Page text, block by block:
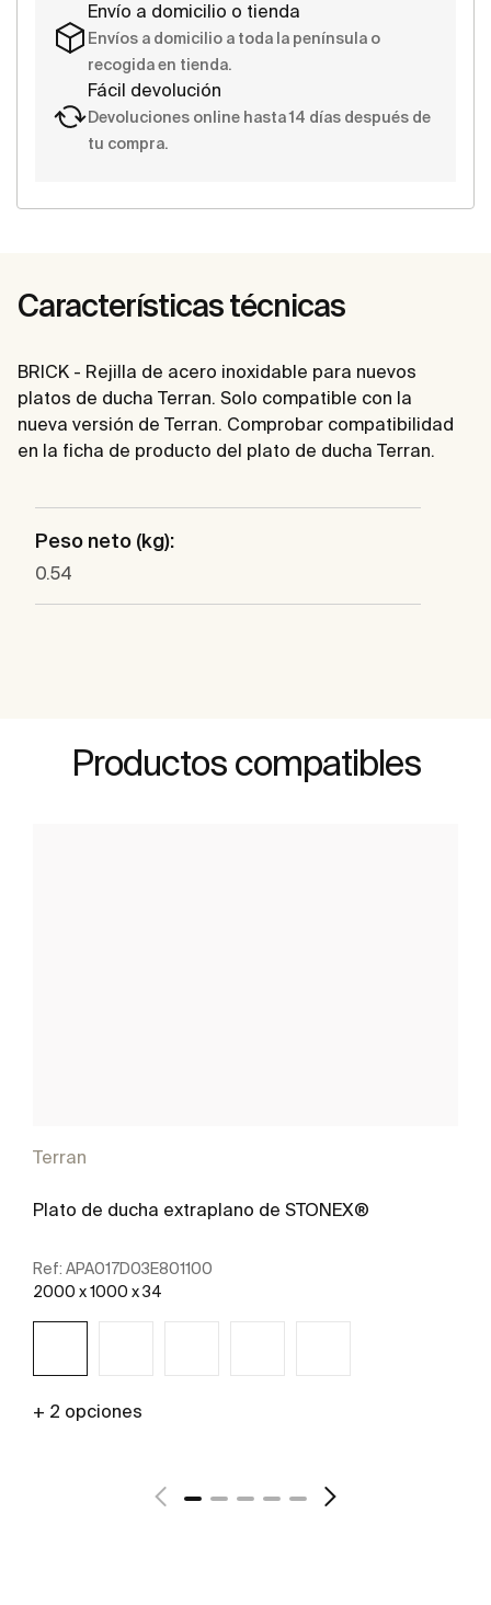
Envío a domicilio o tienda
Envíos a domicilio a toda la península o
recogida en tienda.
Fácil devolución
Devoluciones online hasta 14 días después de
tu compra.
Características técnicas
BRICK - Rejilla de acero inoxidable para nuevos
platos de ducha Terran. Solo compatible con la
nueva versión de Terran. Comprobar compatibilidad
en la ficha de producto del plato de ducha Terran.
Peso neto (kg):
0.54
Productos compatibles
Terran
Plato de ducha extraplano de STONEX®
Ref: APA017D03E801100
2000 x 1000 x 34
+ 2 opciones